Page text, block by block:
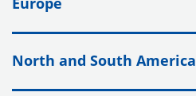
North and South America